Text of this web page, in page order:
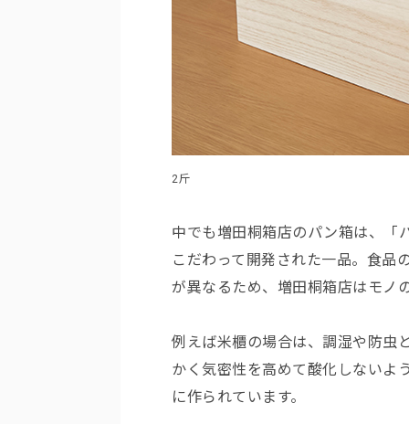
2斤
中でも増田桐箱店のパン箱は、「
こだわって開発された一品。食品
が異なるため、増田桐箱店はモノ
例えば米櫃の場合は、調湿や防虫
かく気密性を高めて酸化しないよ
に作られています。